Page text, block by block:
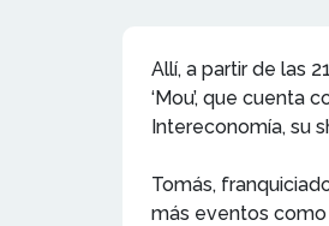
Allí, a partir de las
‘Mou’, que cuenta
Intereconomía, su
Tomás,
más eventos como